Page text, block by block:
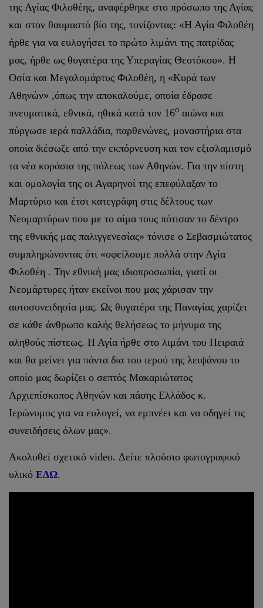
της Αγίας Φιλοθέης, αναφέρθηκε στο πρόσωπο της Αγίας
και στον θαυμαστό βίο της, τονίζοντας: «Η Αγία Φιλοθέη
ήρθε για να ευλογήσει το πρώτο λιμάνι της πατρίδας
μας, ήρθε ως θυγατέρα της Υπεραγίας Θεοτόκου». Η
Οσία και Μεγαλομάρτυς Φιλοθέη, η «Κυρά των
Αθηνών» ,όπως την αποκαλούμε, οποία έδρασε
πνευματικά, εθνικά, ηθικά κατά τον 16ο αιώνα και
πύργωσε ιερά παλλάδια, παρθενώνες, μοναστήρια στα
οποία διέσωζε από την εκπόρνευση και τον εξισλαμισμό
τα νέα κοράσια της πόλεως των Αθηνών. Για την πίστη
και ομολογία της οι Αγαρηνοί της επεφύλαξαν το
Μαρτύριο και έτσι κατεγράφη στις δέλτους των
Νεομαρτύρων που με το αίμα τους πότισαν το δέντρο
της εθνικής μας παλιγγενεσίας» τόνισε ο Σεβασμιώτατος
συμπληρώνοντας ότι «οφείλουμε πολλά στην Αγία
Φιλοθέη . Την εθνική μας ιδιοπροσωπία, γιατί οι
Νεομάρτυρες ήταν εκείνοι που μας χάρισαν την
αυτοσυνειδησία μας. Ως θυγατέρα της Παναγίας χαρίζει
σε κάθε άνθρωπο καλής θελήσεως το μήνυμα της
αληθούς πίστεως. Η Αγία ήρθε στο λιμάνι του Πειραιά
και θα μείνει για πάντα δια του ιερού της λειψάνου το
οποίο μας δωρίζει ο σεπτός Μακαριώτατος
Αρχιεπίσκοπος Αθηνών και πάσης Ελλάδος κ.
Ιερώνυμος για να ευλογεί, να εμπνέει και να οδηγεί τις
συνειδήσεις όλων μας».
Ακολυθεί σχετικό video. Δείτε πλούσιο φωτογραφικό
υλικό ΕΔΩ.